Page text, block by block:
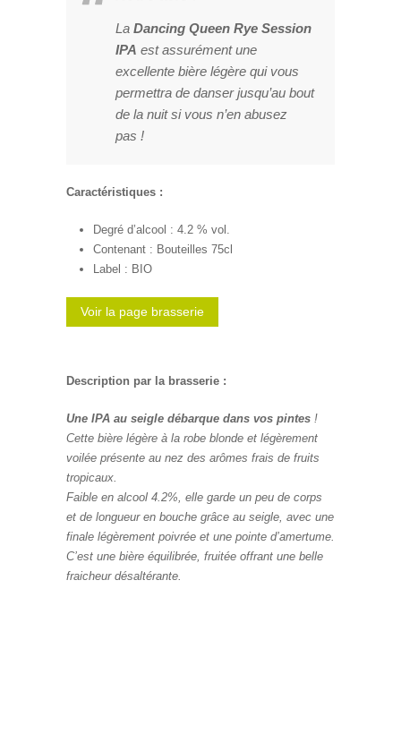
La Dancing Queen Rye Session
IPA est assurément une
excellente bière légère qui vous
permettra de danser jusqu’au bout
de la nuit si vous n’en abusez
pas !
Caractéristiques :
Degré d’alcool : 4.2 % vol.
Contenant : Bouteilles 75cl
Label : BIO
Voir la page brasserie
Description par la brasserie :
Une IPA au seigle débarque dans vos pintes !
Cette bière légère à la robe blonde et légèrement
voilée présente au nez des arômes frais de fruits
tropicaux.
Faible en alcool 4.2%, elle garde un peu de corps
et de longueur en bouche grâce au seigle, avec une
finale légèrement poivrée et une pointe d’amertume.
C’est une bière équilibrée, fruitée offrant une belle
fraicheur désaltérante.